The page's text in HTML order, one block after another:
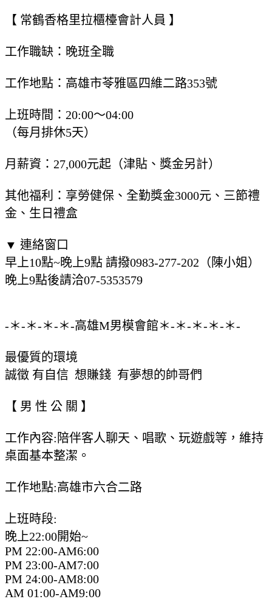
【 常鶴香格里拉櫃檯會計人員 】
工作職缺：晚班全職
工作地點：高雄市苓雅區四維二路353號
上班時間：20:00～04:00
（每月排休5天）
月薪資：27,000元起（津貼、獎金另計）
其他福利：享勞健保、全勤獎金3000元、三節禮
金、生日禮盒
▼ 連絡窗口
早上10點~晚上9點 請撥0983-277-202（陳小姐）
晚上9點後請洽07-5353579
-＊-＊-＊-＊-高雄M男模會館＊-＊-＊-＊-＊-
最優質的環境
誠徵 有自信 想賺錢 有夢想的帥哥們
【 男 性 公 關 】
工作內容:陪伴客人聊天、唱歌、玩遊戲等，維持
桌面基本整潔。
工作地點:高雄市六合二路
上班時段:
晚上22:00開始~
PM 22:00-AM6:00
PM 23:00-AM7:00
PM 24:00-AM8:00
AM 01:00-AM9:00